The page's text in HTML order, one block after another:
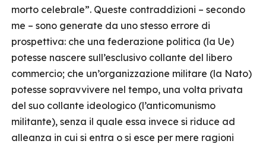
morto celebrale”. Queste contraddizioni – secondo
me – sono generate da uno stesso errore di
prospettiva: che una federazione politica (la Ue)
potesse nascere sull’esclusivo collante del libero
commercio; che un’organizzazione militare (la Nato)
potesse sopravvivere nel tempo, una volta privata
del suo collante ideologico (l’anticomunismo
militante), senza il quale essa invece si riduce ad
alleanza in cui si entra o si esce per mere ragioni